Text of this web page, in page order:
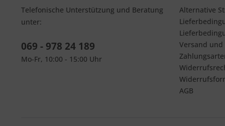
Telefonische Unterstützung und Beratung
unter:
069 - 978 24 189
Mo-Fr, 10:00 - 15:00 Uhr
Alternative
Versand
AGB